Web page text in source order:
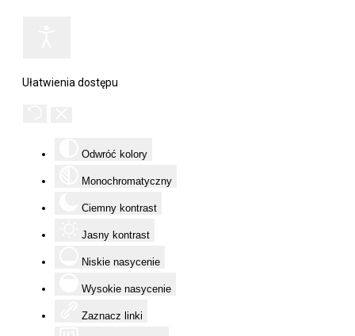
Ułatwienia dostępu
Odwróć kolory
Monochromatyczny
Ciemny kontrast
Jasny kontrast
Niskie nasycenie
Wysokie nasycenie
Zaznacz linki